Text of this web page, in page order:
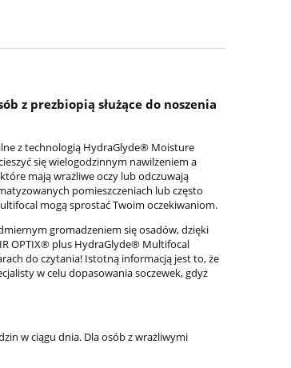
z prezbiopią służące do noszenia
z technologią HydraGlyde® Moisture
się wielogodzinnym nawilżeniem a
mają wrażliwe oczy lub odczuwają
pomieszczeniach lub często
mogą sprostać Twoim oczekiwaniom.
gromadzeniem się osadów, dzięki
OPTIX® plus HydraGlyde® Multifocal
do czytania! Istotną informacją jest to, że
w celu dopasowania soczewek, gdyż
w ciągu dnia. Dla osób z wrażliwymi